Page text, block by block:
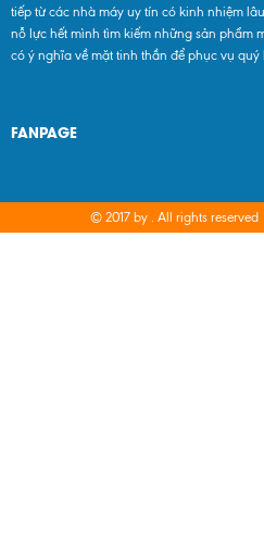
tiếp từ các nhà máy uy tín có kinh nhiệm
nỗ lực hết mình tìm kiếm những sản phẩm
có ý nghĩa về mặt tinh thần để phục vụ
FANPAGE
© 2017 by . All rights